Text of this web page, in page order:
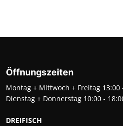
Öffnungszeiten
Montag + Mittwoch + Freitag 13:00
Dienstag + Donnerstag 10:00 -
DREIFISCH